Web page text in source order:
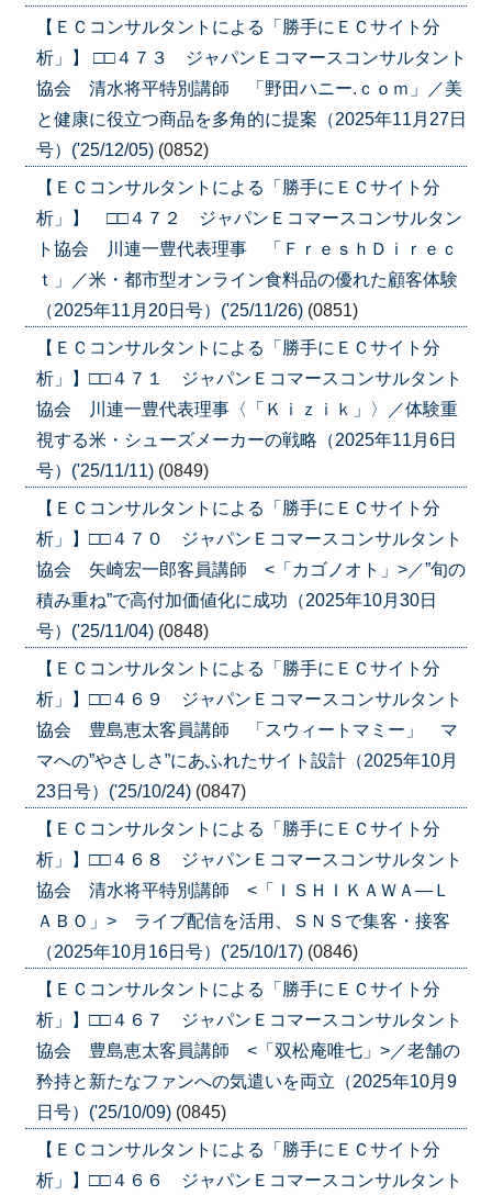
【ＥＣコンサルタントによる「勝手にＥＣサイト分
析」】 □□４７３ ジャパンＥコマースコンサルタント
協会 清水将平特別講師 「野田ハニー.ｃｏｍ」／美
と健康に役立つ商品を多角的に提案（2025年11月27日
号）('25/12/05) (0852)
【ＥＣコンサルタントによる「勝手にＥＣサイト分
析」】 □□４７２ ジャパンＥコマースコンサルタン
ト協会 川連一豊代表理事 「ＦｒｅｓｈＤｉｒｅｃ
ｔ」／米・都市型オンライン食料品の優れた顧客体験
（2025年11月20日号）('25/11/26) (0851)
【ＥＣコンサルタントによる「勝手にＥＣサイト分
析」】□□４７１ ジャパンＥコマースコンサルタント
協会 川連一豊代表理事〈「Ｋｉｚｉｋ」〉／体験重
視する米・シューズメーカーの戦略（2025年11月6日
号）('25/11/11) (0849)
【ＥＣコンサルタントによる「勝手にＥＣサイト分
析」】□□４７０ ジャパンＥコマースコンサルタント
協会 矢崎宏一郎客員講師 <「カゴノオト」>／”旬の
積み重ね”で高付加価値化に成功（2025年10月30日
号）('25/11/04) (0848)
【ＥＣコンサルタントによる「勝手にＥＣサイト分
析」】□□４６９ ジャパンＥコマースコンサルタント
協会 豊島恵太客員講師 「スウィートマミー」 マ
マへの”やさしさ”にあふれたサイト設計（2025年10月
23日号）('25/10/24) (0847)
【ＥＣコンサルタントによる「勝手にＥＣサイト分
析」】□□４６８ ジャパンＥコマースコンサルタント
協会 清水将平特別講師 <「ＩＳＨＩＫＡＷＡ―Ｌ
ＡＢＯ」> ライブ配信を活用、ＳＮＳで集客・接客
（2025年10月16日号）('25/10/17) (0846)
【ＥＣコンサルタントによる「勝手にＥＣサイト分
析」】□□４６７ ジャパンＥコマースコンサルタント
協会 豊島恵太客員講師 <「双松庵唯七」>／老舗の
矜持と新たなファンへの気遣いを両立（2025年10月9
日号）('25/10/09) (0845)
【ＥＣコンサルタントによる「勝手にＥＣサイト分
析」】□□４６６ ジャパンＥコマースコンサルタント